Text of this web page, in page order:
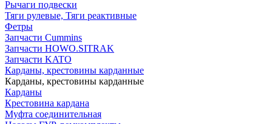
Рычаги подвески
Тяги рулевые, Тяги реактивные
Фетры
Запчасти Cummins
Запчасти HOWO.SITRAK
Запчасти KATO
Карданы, крестовины карданные
Карданы, крестовины карданные
Карданы
Крестовина кардана
Муфта соединительная